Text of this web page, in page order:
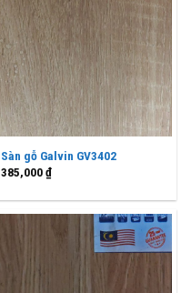
Sàn gỗ Galvin GV3402
385,000₫